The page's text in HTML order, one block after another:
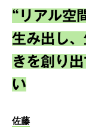
“リアル空
生み出し
きを創り
い
佐藤